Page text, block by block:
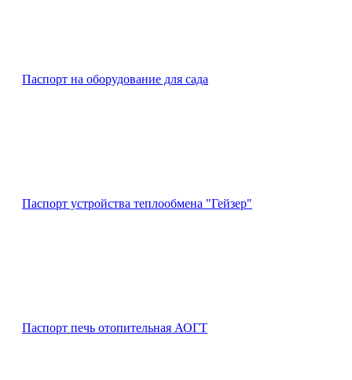
Паспорт на оборудование для сада
Паспорт устройства теплообмена "Гейзер"
Паспорт печь отопительная АОГТ